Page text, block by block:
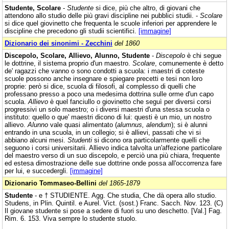
Studente, Scolare - Studente si dice, più che altro, di giovani che
attendono allo studio delle più gravi discipline nei pubblici studii. - Scolare
si dice quel giovinetto che frequenta le scuole inferiori per apprendere le
discipline che precedono gli studii scientifici. [immagine]
Dizionario dei sinonimi - Zecchini del 1860
Discepolo, Scolare, Allievo, Alunno, Studente - Discepolo è chi segue
le dottrine, il sistema proprio d'un maestro. Scolare , comunemente è detto
de' ragazzi che vanno o sono condotti a scuola: i maestri di coteste
scuole possono anche insegnare e spiegare precetti e tesi non loro
proprie: però si dice, scuola di filosofi, al complesso di quelli che
professano presso a poco una medesima dottrina sulle orme d'un capo
scuola. Allievo è quel fanciullo o giovinetto che seguì per diversi corsi
progressivi un solo maestro; o i diversi maestri d'una stessa scuola o
instituto: quello o que' maestri dicono di lui: questi è un mio, un nostro
allievo. Alunno vale quasi alimentato (alumnus, alendum); si è alunni
entrando in una scuola, in un collegio; si è allievi, passati che vi si
abbiano alcuni mesi. Studenti si dicono ora particolarmente quelli che
seguono i corsi universitarii. Allievo indica talvolta un'affezione particolare
del maestro verso di un suo discepolo, e perciò una più chiara, frequente
ed estesa dimostrazione delle sue dottrine onde possa all'occorrenza fare
per lui, e succedergli. [immagine]
Dizionario Tommaseo-Bellini del 1865-1879
Studente - e † STUDIENTE. Agg. Che studia, Che dà opera allo studio.
Studens, in Plin. Quintil. e Aurel. Vict. (sost.) Franc. Sacch. Nov. 123. (C)
Il giovane studente si pose a sedere di fuori su uno deschetto. [Val.] Fag.
Rim. 6. 153. Viva sempre lo studente stuolo.